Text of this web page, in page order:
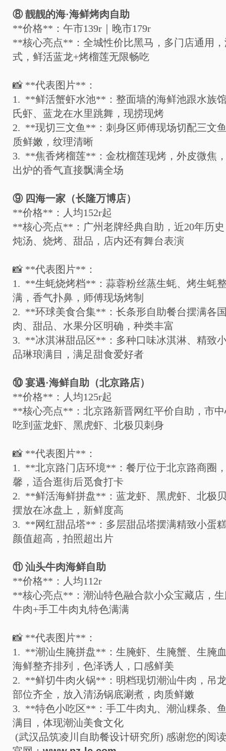
⑧ 靓靓的海·海鲜烤肉自助
**价格** ：午市139r ｜晚市179r
**核心亮点** ：全城性价比黑马，多门店通用
式，鲜活蓝龙+烤榴莲无限畅吃
📸 **代表图片** ：
1. **鲜活蟹虾水池** ：整面墙的海鲜池跟水族
氏虾、蓝龙在水里跳舞，现捞现烤
2. **现切三文鱼 ** ：刺身区师傅现场切配三文
质鲜嫩，纹理清晰
3. **焦香烤榴莲** ：金枕榴莲现烤，外皮微焦
出炉的香气直接飘满全场
⑨ 四海一家（长隆万博店）
**价格** ：人均152r起
**核心亮点** ：广州老牌经典自助，近20年历
炖汤、烧烤、甜品，店内还有舞台表演
📸 **代表图片** ：
1. **生蚝烧烤档** ：蒜蓉粉丝蒸生蚝、烤生蚝
满，香气扑鼻，师傅现场烤制
2. **环球美食合集** ：长条形自助餐台摆满各
肉、甜品、水果分区明确，种类丰富
3. **冰淇淋甜品区** ：多种口味冰淇淋、精致
品琳琅满目，满足甜食爱好者
⑩ 宴遇·海鲜自助（北京路店）
**价格** ：人均125r起
**核心亮点** ：北京路新晋网红平价自助，市
吃到蓝龙虾、黑虎虾、北极贝刺身
📸 **代表图片** ：
1. **北京路门店环境** ：餐厅位于北京路商圈
馨，适合逛街后觅食打卡
2. **鲜活海鲜拼盘** ：蓝龙虾、黑虎虾、北极
摆放在冰盘上，新鲜度高
3. **网红甜品塔** ：多层甜品塔摆满精致小蛋
颜值超高，拍照超出片
⑪ 汕头牛肉海鲜自助
**价格** ：人均112r
**核心亮点** ：潮汕特色融合款小众宝藏店，
牛肉+手工牛肉丸特色满满
📸 **代表图片** ：
1. **潮汕生腌拼盘** ：生腌虾、生腌蟹、生腌
海鲜整齐排列，色泽诱人，口感鲜美
2. **鲜切牛肉火锅** ：明档现切潮汕牛肉，吊
部位齐全，放入清汤锅底涮煮，肉质鲜嫩
3. **特色小吃区** ：手工牛肉丸、潮汕粿条、
满目，体现潮汕美食文化
(武汉品筑凌川自助餐设计研究所) 感谢您的阅